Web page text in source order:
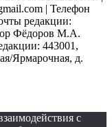
| Телефон
редакции:
Фёдоров М.А.
443001,
Ярмарочная, д.
с